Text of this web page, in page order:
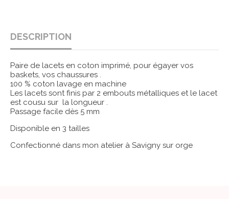
DESCRIPTION
Paire de lacets en coton imprimé, pour égayer vos
baskets, vos chaussures .
100 % coton lavage en machine
Les lacets sont finis par 2 embouts métalliques et le lacet
est cousu sur la longueur .
Passage facile dès 5 mm
Disponible en 3 tailles
Confectionné dans mon atelier à Savigny sur orge